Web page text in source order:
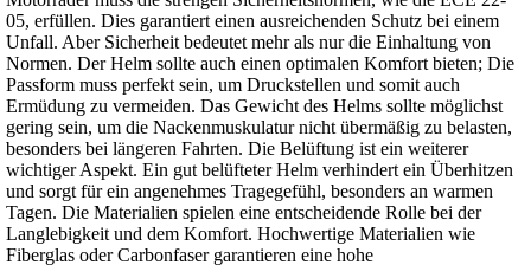
05, erfüllen. Dies garantiert einen ausreichenden Schutz bei einem
Unfall. Aber Sicherheit bedeutet mehr als nur die Einhaltung von
Normen. Der Helm sollte auch einen optimalen Komfort bieten; Die
Passform muss perfekt sein, um Druckstellen und somit auch
Ermüdung zu vermeiden. Das Gewicht des Helms sollte möglichst
gering sein, um die Nackenmuskulatur nicht übermäßig zu belasten,
besonders bei längeren Fahrten. Die Belüftung ist ein weiterer
wichtiger Aspekt. Ein gut belüfteter Helm verhindert ein Überhitzen
und sorgt für ein angenehmes Tragegefühl, besonders an warmen
Tagen. Die Materialien spielen eine entscheidende Rolle bei der
Langlebigkeit und dem Komfort. Hochwertige Materialien wie
Fiberglas oder Carbonfaser garantieren eine hohe